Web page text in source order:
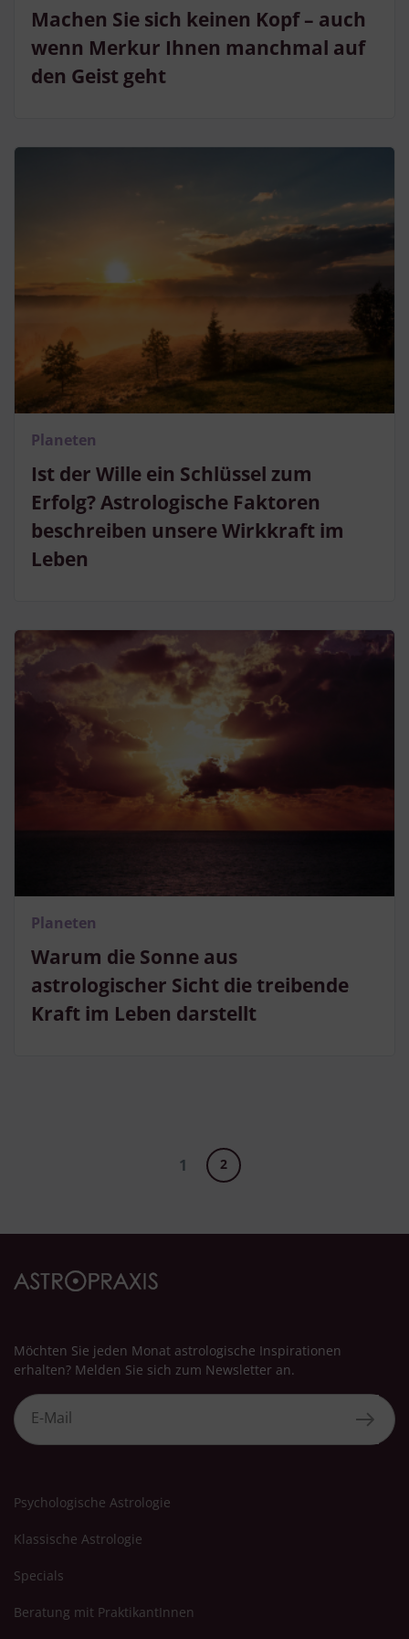
Machen Sie sich keinen Kopf – auch
wenn Merkur Ihnen manchmal auf
den Geist geht
Ist der Wille ein Schlüssel zum
Erfolg? Astrologische Faktoren
beschreiben unsere Wirkkraft im
Leben
Planeten
Warum die Sonne aus
astrologischer Sicht die treibende
Kraft im Leben darstellt
Planeten
1 2
Möchten Sie jeden Monat astrologische Inspirationen
erhalten? Melden Sie sich zum Newsletter an.
Psychologische Astrologie
Klassische Astrologie
Specials
Beratung mit PraktikantInnen
Verwendung genauer Standortdaten